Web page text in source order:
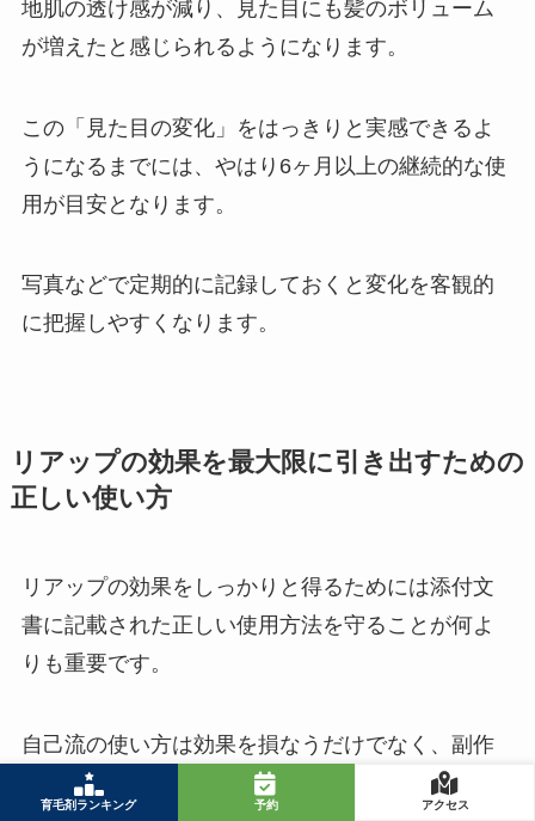
育毛剤ランキング 予約 アクセス
地肌の透け感が減り、見た目にも髪のボリューム
が増えたと感じられるようになります。
この「見た目の変化」をはっきりと実感できるよ
うになるまでには、やはり6ヶ月以上の継続的な使
用が目安となります。
写真などで定期的に記録しておくと変化を客観的
に把握しやすくなります。
リアップの効果を最大限に引き出すための
正しい使い方
リアップの効果をしっかりと得るためには添付文
書に記載された正しい使用方法を守ることが何よ
りも重要です。
自己流の使い方は効果を損なうだけでなく、副作
用のリスクを高める可能性もあります。